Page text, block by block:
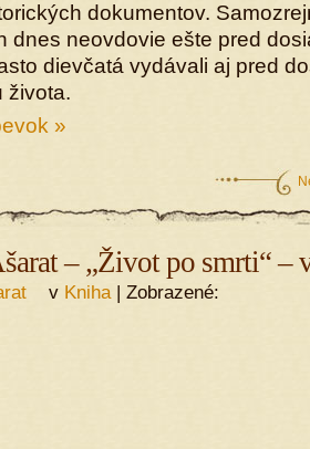
dokumentov.
dnes neovdovie ešte pred
dievčatá vydávali aj pred
života.
»
– „Život po smrti“ –
v Kniha| Zobrazené: